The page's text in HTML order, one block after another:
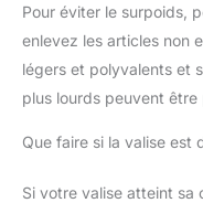
Pour éviter le surpoids,
enlevez les articles non
légers et polyvalents et
plus lourds peuvent
Que faire si la valise est
Si votre valise atteint sa